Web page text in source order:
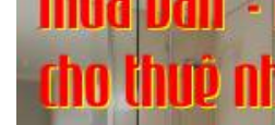
(1)
Kỹ năng(18)
Liên Thành quyết(13)